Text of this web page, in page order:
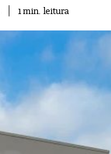
1min. leitura